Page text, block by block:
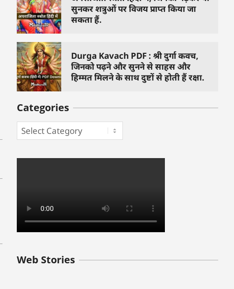
सुनकर शत्रुओं पर विजय प्राप्त किया जा
सकता हैं.
Durga Kavach PDF : श्री दुर्गा कवच,
जिनको पढ़ने और सुनने से साहस और
हिम्मत मिलने के साथ दुष्टों से होती हैं रक्षा.
Categories
Web Stories
बुधवार के उपाय :
जिनसे हो गणेश जी